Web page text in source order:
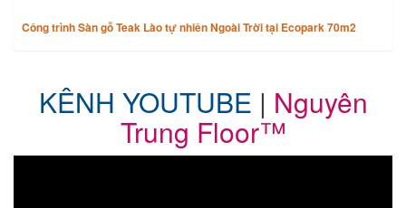
Công trình Sàn gỗ Teak Lào tự nhiên Ngoài Trời tại Ecopark 70m2
KÊNH YOUTUBE | Nguyên
Trung Floor™